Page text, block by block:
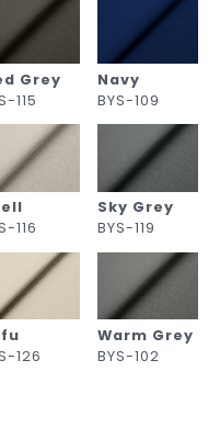
Grey
115
Navy
BYS-109
116
Sky Grey
BYS-119
126
Warm Grey
BYS-102